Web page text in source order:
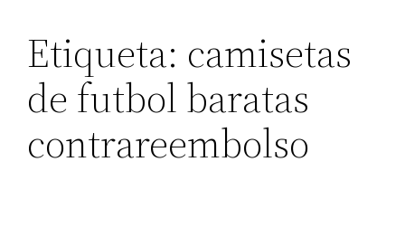
Etiqueta: camisetas
de futbol baratas
contrareembolso